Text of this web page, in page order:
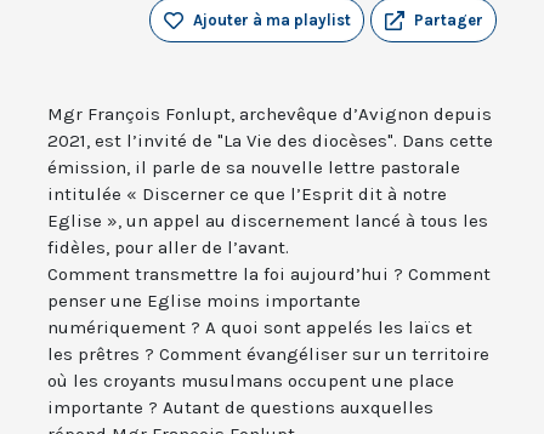
Partager
Ajouter à ma playlist
Mgr François Fonlupt, archevêque d’Avignon depuis
2021, est l’invité de "La Vie des diocèses". Dans cette
émission, il parle de sa nouvelle lettre pastorale
intitulée « Discerner ce que l’Esprit dit à notre
Eglise », un appel au discernement lancé à tous les
fidèles, pour aller de l’avant.
Comment transmettre la foi aujourd’hui ? Comment
penser une Eglise moins importante
numériquement ? A quoi sont appelés les laïcs et
les prêtres ? Comment évangéliser sur un territoire
où les croyants musulmans occupent une place
importante ? Autant de questions auxquelles